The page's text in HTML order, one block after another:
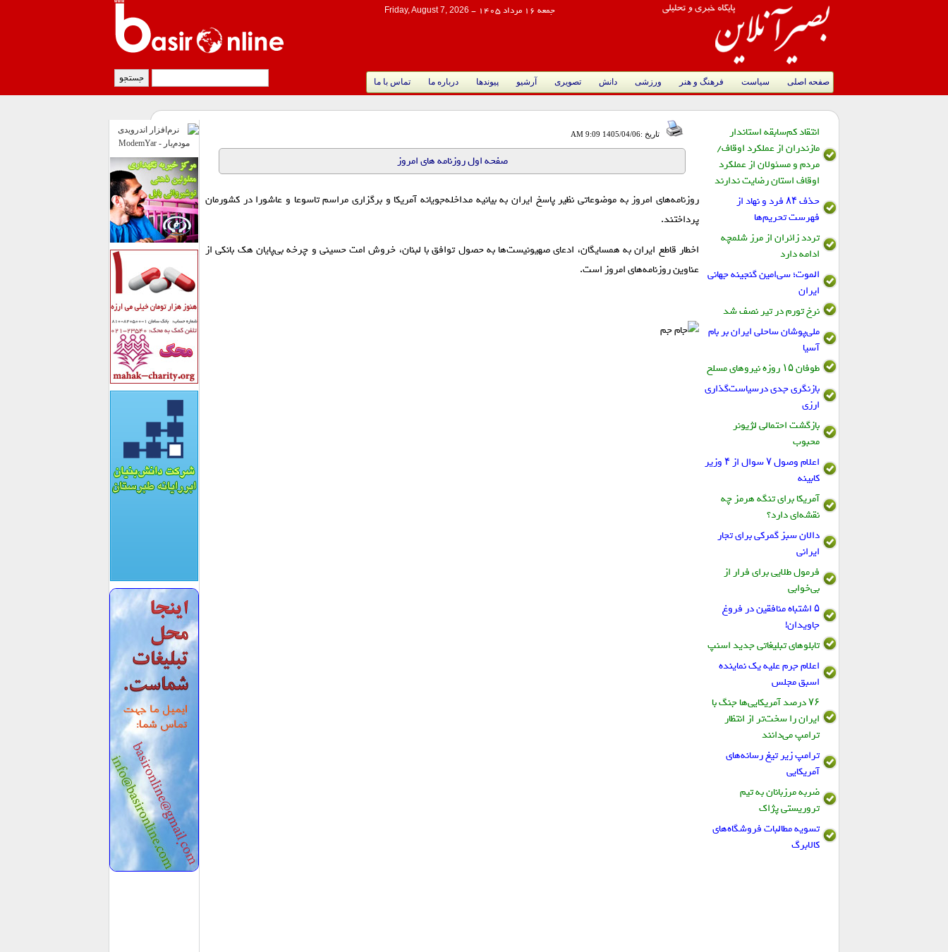
جمعه 16 مرداد 1405 -
Friday, August 7, 2026
صفحه اصلی سیاست فرهنگ و هنر ورزشی دانش تصویری آرشیو پیوندها درباره ما تماس با ما
انتقاد کم‌سابقه استاندار
مازندران از عملکرد اوقاف/
مردم و مسئولان از عملکرد
اوقاف استان رضایت ندارند
حذف ۸۴ فرد و نهاد از
فهرست تحریم‌ها
تردد زائران از مرز شلمچه
ادامه دارد
الموت؛ سی‌امین گنجینه جهانی
ایران
نرخ تورم در تیر نصف شد
ملی‌پوشان ساحلی ایران بر بام
آسیا
طوفان ۱۵ روزه نیروهای مسلح
بازنگری جدی درسیاست‌گذاری
ارزی
بازگشت احتمالی لژیونر
محبوب
اعلام وصول ۷ سوال از ۴ وزیر
کابینه
آمریکا برای تنگه هرمز چه
نقشه‌ای دارد؟
دالان سبز گمرکی برای تجار
ایرانی
فرمول طلایی برای فرار از
بی‌خوابی
۵ اشتباه منافقین در فروغ
جاویدان!
تابلو‌های تبلیغاتی جدید اسنپ
اعلام جرم علیه یک نماینده
اسبق مجلس
۷۶ درصد آمریکایی‌ها جنگ با
ایران را سخت‌تر از انتظار
ترامپ می‌دانند
ترامپ زیر تیغ رسانه‌های
آمریکایی
ضربه مرزبانان به تیم
تروریستی پژاک
تسویه مطالبات فروشگاه‌های
کالابرگ
تاریخ :1405/04/06 9:09 AM
صفحه اول روزنامه های امروز
روزنامه‌های امروز به موضوعاتی نظیر پاسخ ایران به بیانیه مداخله‌جویانه آمریکا و برگزاری مراسم تاسوعا و عاشورا در کشورمان
پرداختند.
اخطار قاطع ایران به همسایگان، ادعای صهیونیست‌ها به حصول توافق با لبنان، خروش امت حسینی و چرخه بی‌پایان هک بانکی از
عناوین روزنامه‌های امروز است.